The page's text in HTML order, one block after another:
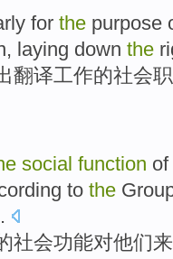
for the purpose
, laying down the
翻译工作的社会
social function of
to the
社会功能对他们